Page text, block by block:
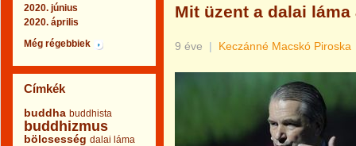
2020. június
2020. április
Még régebbiek
Címkék
buddha buddhista
buddhizmus
bölcsesség dalai láma
Mit üzent a dalai
9 éve | Keczánné Macskó Piroska